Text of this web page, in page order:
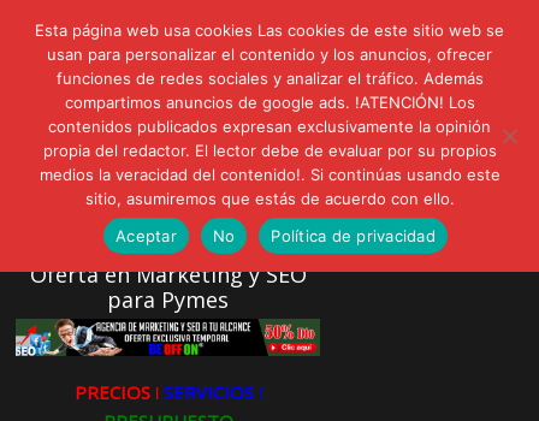
lunes, agosto 3, 2026
Novedades:
AVISPEX PLUS FORTE Bioeffitech y Protección natural sin
dañar el entorno
LIVAM estrena Agua de Sal
Ultravioleta Radio, Cómo una radio sin fines comerciales
conquistó a miles de oyentes
IA: Su importancia en las redes sociales
Gravatar: Tu Huella Digital en las Redes Sociales
Oferta en Marketing y SEO
para Pymes
PRECIOS ǀ SERVICIOS ǀ
Esta página web usa cookies Las cookies de este sitio web se
usan para personalizar el contenido y los anuncios, ofrecer
funciones de redes sociales y analizar el tráfico. Además
compartimos anuncios de google ads. !ATENCIÓN! Los
contenidos publicados expresan exclusivamente la opinión
propia del redactor. El lector debe de evaluar por su propios
medios la veracidad del contenido!. Si continúas usando este
sitio, asumiremos que estás de acuerdo con ello.
Aceptar
No Política de privacidad